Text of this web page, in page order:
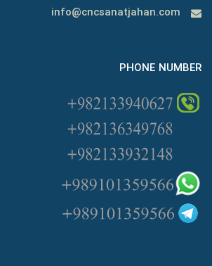
info@cncsanatjahan.com
PHONE NUMBER